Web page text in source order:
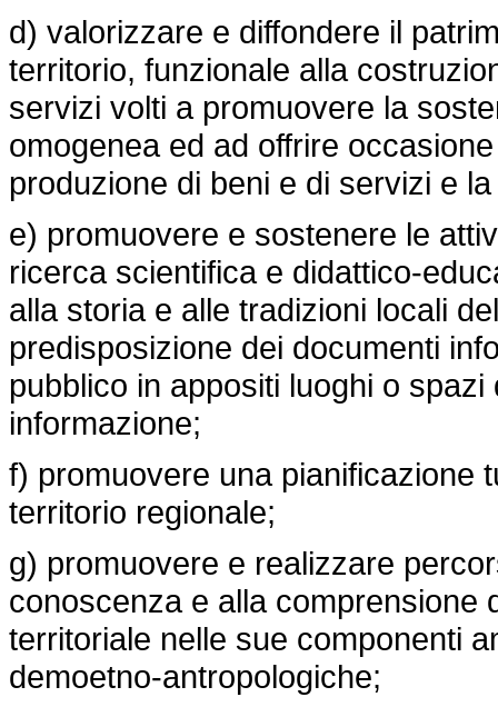
d) valorizzare e diffondere il
territorio, funzionale alla
servizi volti a promuovere la
omogenea ed ad offrire
produzione di beni e di servizi e
e) promuovere e sostenere le
ricerca scientifica e didattico-
alla storia e alle tradizioni locali
predisposizione dei documenti
pubblico in appositi luoghi o
informazione;
f) promuovere una pianificazione
territorio regionale;
g) promuovere e realizzare
conoscenza e alla comprensione
territoriale nelle sue componenti
demoetno-antropologiche;